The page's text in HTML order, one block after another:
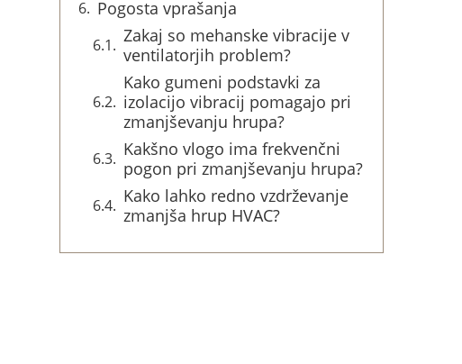
Pogosta vprašanja
Zakaj so mehanske vibracije v
ventilatorjih problem?
Kako gumeni podstavki za
izolacijo vibracij pomagajo pri
zmanjševanju hrupa?
Kakšno vlogo ima frekvenčni
pogon pri zmanjševanju hrupa?
Kako lahko redno vzdrževanje
zmanjša hrup HVAC?